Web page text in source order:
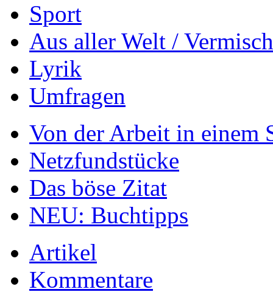
Sport
Aus aller Welt /
Lyrik
Umfragen
Von der Arbeit in einem
Netzfundstücke
Das böse Zitat
NEU: Buchtipps
Artikel
Kommentare